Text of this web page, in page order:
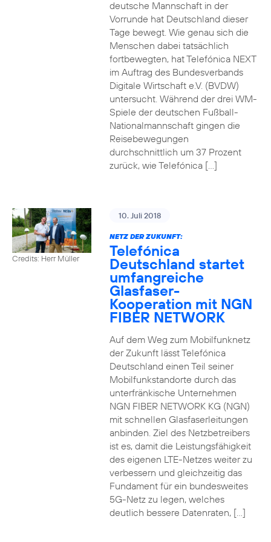
deutsche Mannschaft in der
Vorrunde hat Deutschland dieser
Tage bewegt. Wie genau sich die
Menschen dabei tatsächlich
fortbewegten, hat Telefónica NEXT
im Auftrag des Bundesverbands
Digitale Wirtschaft e.V. (BVDW)
untersucht. Während der drei WM-
Spiele der deutschen Fußball-
Nationalmannschaft gingen die
Reisebewegungen
durchschnittlich um 37 Prozent
zurück, wie Telefónica […]
Credits: Herr Müller
10. Juli 2018
NETZ DER ZUKUNFT:
Telefónica
Deutschland startet
umfangreiche
Glasfaser-
Kooperation mit NGN
FIBER NETWORK
Auf dem Weg zum Mobilfunknetz
der Zukunft lässt Telefónica
Deutschland einen Teil seiner
Mobilfunkstandorte durch das
unterfränkische Unternehmen
NGN FIBER NETWORK KG (NGN)
mit schnellen Glasfaserleitungen
anbinden. Ziel des Netzbetreibers
ist es, damit die Leistungsfähigkeit
des eigenen LTE-Netzes weiter zu
verbessern und gleichzeitig das
Fundament für ein bundesweites
5G-Netz zu legen, welches
deutlich bessere Datenraten, […]